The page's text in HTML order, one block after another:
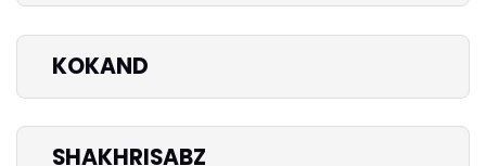
KOKAND
SHAKHRISABZ